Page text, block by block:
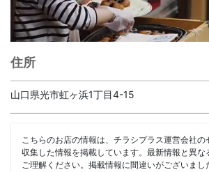
住所
山口県光市虹ヶ浜1丁目4-15
こちらのお店の情報は、チラシプラス運営会社
収集した情報を掲載しています。最新情報と異な
ご理解ください。掲載情報に間違いがございまし